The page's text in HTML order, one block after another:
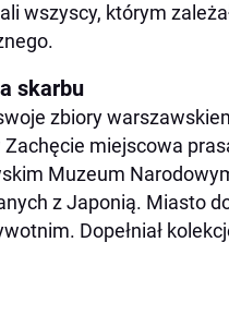
wszyscy, którym
skarbu
zbiory
miejscowa
Muzeum
z Japonią. Miasto
Dopełniał